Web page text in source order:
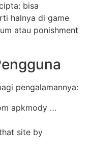
bisa
halnya di game
atau ponishment
pengalamannya:
apkmody …
site by